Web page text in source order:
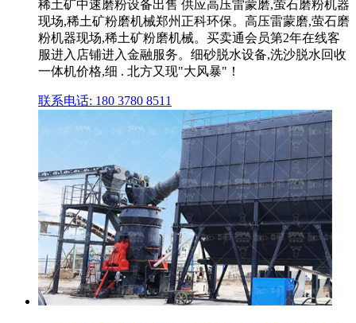
稀土矿中速磨粉设备出售 供应高压雷蒙磨,萤石磨粉机器
现场,稀土矿粉磨机械郑州正科环保。高压雷蒙磨,萤石磨
粉机器现场,稀土矿粉磨机械。买卖通会员第2年在线客
服进入店铺进入金融服务。细砂脱水设备,洗沙脱水回收
一体机价格,细 . 北方又现"大风暴"！
联系电话: 180 3780 8511